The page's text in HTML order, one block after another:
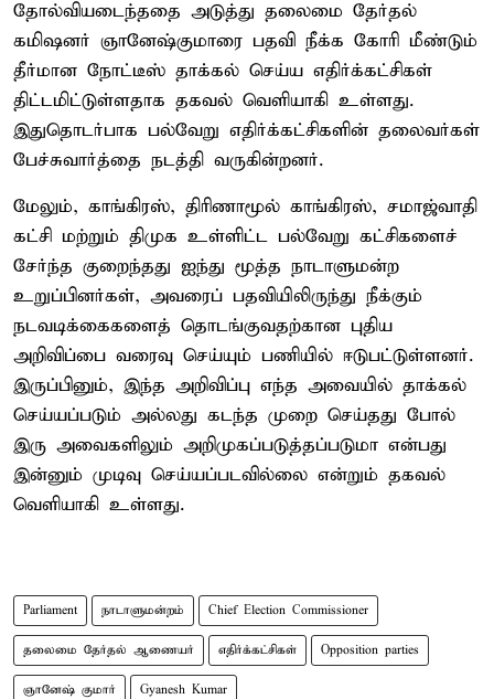
தோல்வியடைந்ததை அடுத்து தலைமை தேர்தல்
கமிஷனர் ஞானேஷ்குமாரை பதவி நீக்க கோரி மீண்டும்
தீர்மான நோட்டீஸ் தாக்கல் செய்ய எதிர்க்கட்சிகள்
திட்டமிட்டுள்ளதாக தகவல் வெளியாகி உள்ளது.
இதுதொடர்பாக பல்வேறு எதிர்க்கட்சிகளின் தலைவர்கள்
பேச்சுவார்த்தை நடத்தி வருகின்றனர்.
மேலும், காங்கிரஸ், திரிணாமூல் காங்கிரஸ், சமாஜ்வாதி
கட்சி மற்றும் திமுக உள்ளிட்ட பல்வேறு கட்சிகளைச்
சேர்ந்த குறைந்தது ஐந்து மூத்த நாடாளுமன்ற
உறுப்பினர்கள், அவரைப் பதவியிலிருந்து நீக்கும்
நடவடிக்கைகளைத் தொடங்குவதற்கான புதிய
அறிவிப்பை வரைவு செய்யும் பணியில் ஈடுபட்டுள்ளனர்.
இருப்பினும், இந்த அறிவிப்பு எந்த அவையில் தாக்கல்
செய்யப்படும் அல்லது கடந்த முறை செய்தது போல்
இரு அவைகளிலும் அறிமுகப்படுத்தப்படுமா என்பது
இன்னும் முடிவு செய்யப்படவில்லை என்றும் தகவல்
வெளியாகி உள்ளது.
Parliament நாடாளுமன்றம் Chief Election Commissioner
தலைமை தேர்தல் ஆணையர் எதிர்க்கட்சிகள் Opposition parties
ஞானேஷ் குமார் Gyanesh Kumar